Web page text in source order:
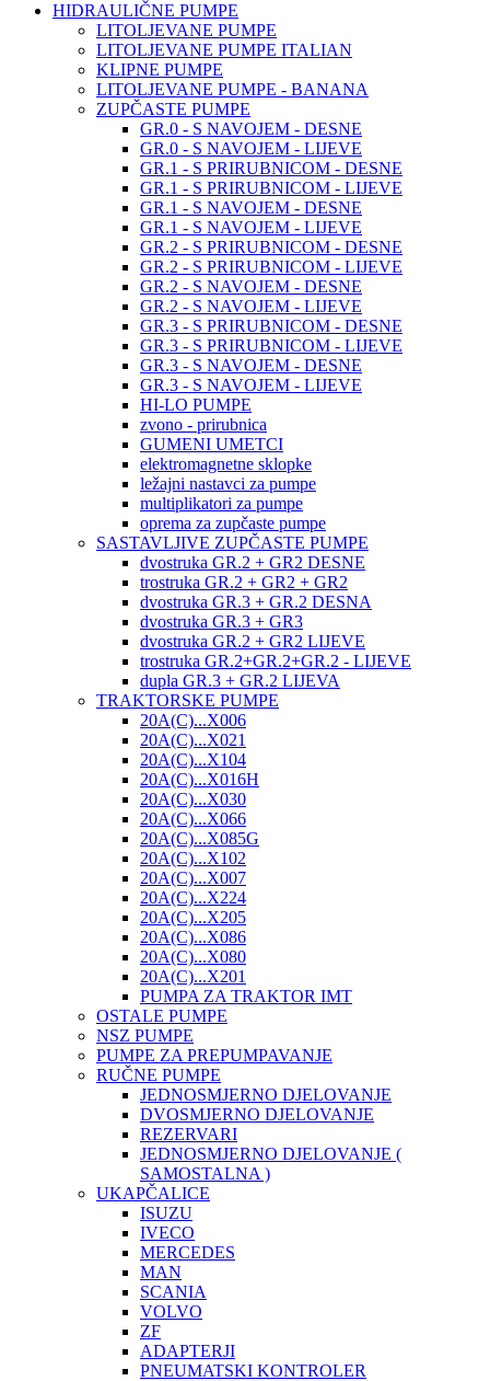
HIDRAULIČNE PUMPE
LITOLJEVANE PUMPE
LITOLJEVANE PUMPE ITALIAN
KLIPNE PUMPE
LITOLJEVANE PUMPE - BANANA
ZUPČASTE PUMPE
GR.0 - S NAVOJEM - DESNE
GR.0 - S NAVOJEM - LIJEVE
GR.1 - S PRIRUBNICOM - DESNE
GR.1 - S PRIRUBNICOM - LIJEVE
GR.1 - S NAVOJEM - DESNE
GR.1 - S NAVOJEM - LIJEVE
GR.2 - S PRIRUBNICOM - DESNE
GR.2 - S PRIRUBNICOM - LIJEVE
GR.2 - S NAVOJEM - DESNE
GR.2 - S NAVOJEM - LIJEVE
GR.3 - S PRIRUBNICOM - DESNE
GR.3 - S PRIRUBNICOM - LIJEVE
GR.3 - S NAVOJEM - DESNE
GR.3 - S NAVOJEM - LIJEVE
HI-LO PUMPE
zvono - prirubnica
GUMENI UMETCI
elektromagnetne sklopke
ležajni nastavci za pumpe
multiplikatori za pumpe
oprema za zupčaste pumpe
SASTAVLJIVE ZUPČASTE PUMPE
dvostruka GR.2 + GR2 DESNE
trostruka GR.2 + GR2 + GR2
dvostruka GR.3 + GR.2 DESNA
dvostruka GR.3 + GR3
dvostruka GR.2 + GR2 LIJEVE
trostruka GR.2+GR.2+GR.2 - LIJEVE
dupla GR.3 + GR.2 LIJEVA
TRAKTORSKE PUMPE
20A(C)...X006
20A(C)...X021
20A(C)...X104
20A(C)...X016H
20A(C)...X030
20A(C)...X066
20A(C)...X085G
20A(C)...X102
20A(C)...X007
20A(C)...X224
20A(C)...X205
20A(C)...X086
20A(C)...X080
20A(C)...X201
PUMPA ZA TRAKTOR IMT
OSTALE PUMPE
NSZ PUMPE
PUMPE ZA PREPUMPAVANJE
RUČNE PUMPE
JEDNOSMJERNO DJELOVANJE
DVOSMJERNO DJELOVANJE
REZERVARI
JEDNOSMJERNO DJELOVANJE (
SAMOSTALNA )
UKAPČALICE
ISUZU
IVECO
MERCEDES
MAN
SCANIA
VOLVO
ZF
ADAPTERJI
PNEUMATSKI KONTROLER